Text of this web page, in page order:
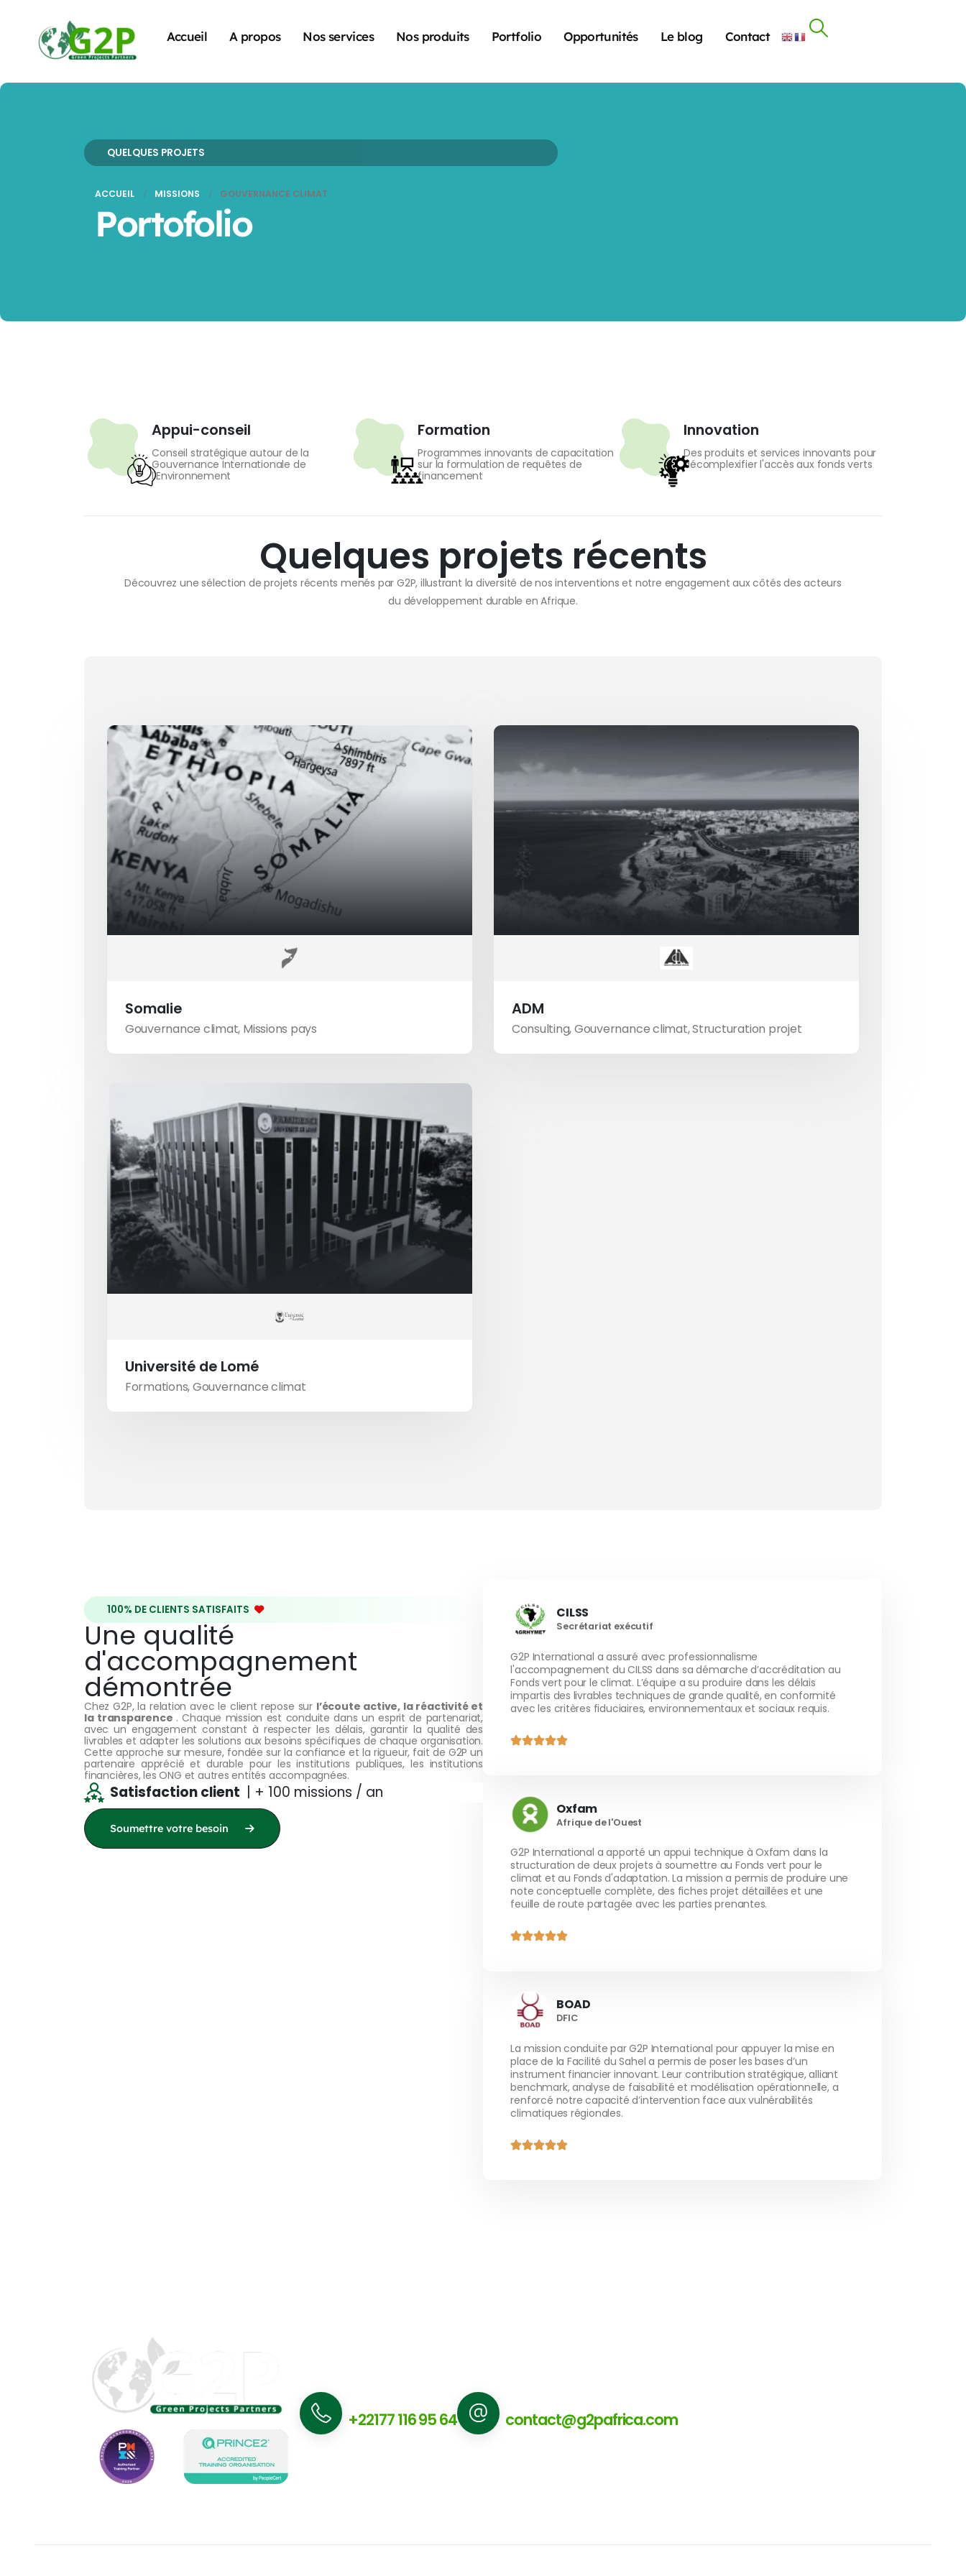
Accueil A propos Nos services Nos produits Portfolio Opportunités Le blog Contact
QUELQUES PROJETS
ACCUEIL MISSIONS GOUVERNANCE CLIMAT
Portofolio
Appui-conseil
Conseil stratégique autour de la
Gouvernance Internationale de
l'Environnement
Formation
Programmes innovants de capacitation
sur la formulation de requêtes de
financement
Innovation
Des produits et services innovants pour
décomplexifier l'accès aux fonds verts
Quelques projets récents
Découvrez une sélection de projets récents menés par G2P, illustrant la diversité de nos interventions et notre engagement aux côtés des acteurs
du développement durable en Afrique.
Somalie
Gouvernance climat, Missions pays
ADM
Consulting,Gouvernance climat,Structuration projet
Université de Lomé
Formations,Gouvernance climat
100% DE CLIENTS SATISFAITS
Une qualité
d'accompagnement
démontrée
Chez G2P, la relation avec le client repose sur l’écoute active, la réactivité et
la transparence . Chaque mission est conduite dans un esprit de partenariat,
avec un engagement constant à respecter les délais, garantir la qualité des
livrables et adapter les solutions aux besoins spécifiques de chaque organisation.
Cette approche sur mesure, fondée sur la confiance et la rigueur, fait de G2P un
partenaire apprécié et durable pour les institutions publiques, les institutions
financières, les ONG et autres entités accompagnées.
Satisfaction client | + 100 missions / an
Soumettre votre besoin
CILSS
Secrétariat exécutif
G2P International a assuré avec professionnalisme
l'accompagnement du CILSS dans sa démarche d’accréditation au
Fonds vert pour le climat. L’équipe a su produire dans les délais
impartis des livrables techniques de grande qualité, en conformité
avec les critères fiduciaires, environnementaux et sociaux requis.
Oxfam
Afrique de l'Ouest
G2P International a apporté un appui technique à Oxfam dans la
structuration de deux projets à soumettre au Fonds vert pour le
climat et au Fonds d'adaptation. La mission a permis de produire une
note conceptuelle complète, des fiches projet détaillées et une
feuille de route partagée avec les parties prenantes.
BOAD
DFIC
La mission conduite par G2P International pour appuyer la mise en
place de la Facilité du Sahel a permis de poser les bases d’un
instrument financier innovant. Leur contribution stratégique, alliant
benchmark, analyse de faisabilité et modélisation opérationnelle, a
renforcé notre capacité d’intervention face aux vulnérabilités
climatiques régionales.
+22177 116 95 64 contact@g2pafrica.com